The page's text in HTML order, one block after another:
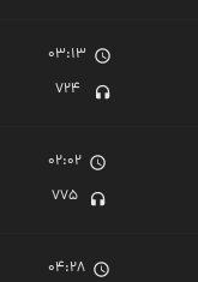
03:13
724
02:02
775
04:28